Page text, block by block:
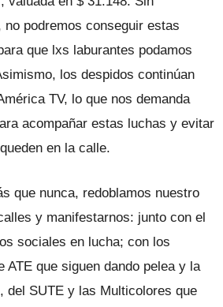
no podremos conseguir estas
que lxs laburantes podamos
los despidos continúan
TV, lo que nos demanda
acompañar estas luchas y evitar
en la calle.
que nunca, redoblamos nuestro
y manifestarnos: junto con el
sociales en lucha; con los
ATE que siguen dando pelea y la
del SUTE y las Multicolores que